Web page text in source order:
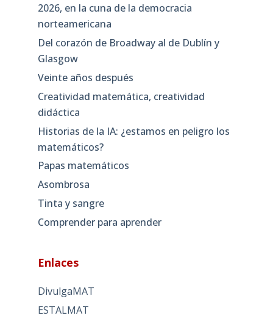
2026, en la cuna de la democracia
norteamericana
Del corazón de Broadway al de Dublín y
Glasgow
Veinte años después
Creatividad matemática, creatividad
didáctica
Historias de la IA: ¿estamos en peligro los
matemáticos?
Papas matemáticos
Asombrosa
Tinta y sangre
Comprender para aprender
Enlaces
DivulgaMAT
ESTALMAT